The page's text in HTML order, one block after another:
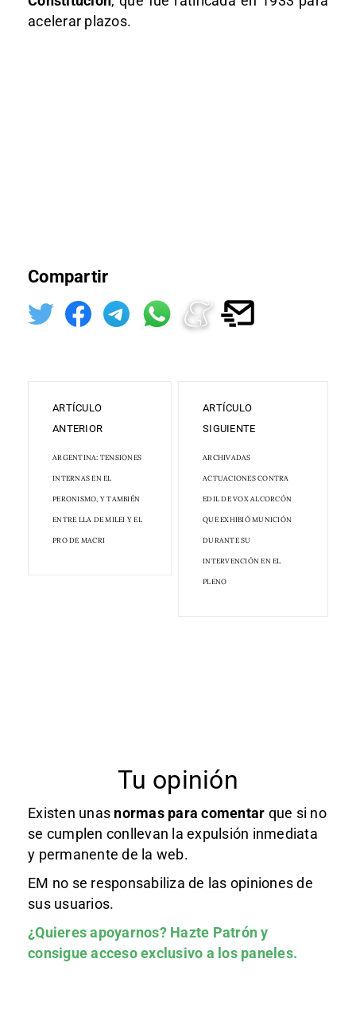
acelerar plazos.
Compartir
ARTÍCULO
ANTERIOR
ARGENTINA: TENSIONES
INTERNAS EN EL
PERONISMO, Y TAMBIÉN
ENTRE LLA DE MILEI Y EL
PRO DE MACRI
ARTÍCULO
SIGUIENTE
ARCHIVADAS
ACTUACIONES CONTRA
EDIL DE VOX ALCORCÓN
QUE EXHIBIÓ MUNICIÓN
DURANTE SU
INTERVENCIÓN EN EL
PLENO
Tu opinión
Existen unas normas para comentar que si no
se cumplen conllevan la expulsión inmediata
y permanente de la web.
EM no se responsabiliza de las opiniones de
sus usuarios.
¿Quieres apoyarnos? Hazte Patróny
consigue acceso exclusivo a los paneles.